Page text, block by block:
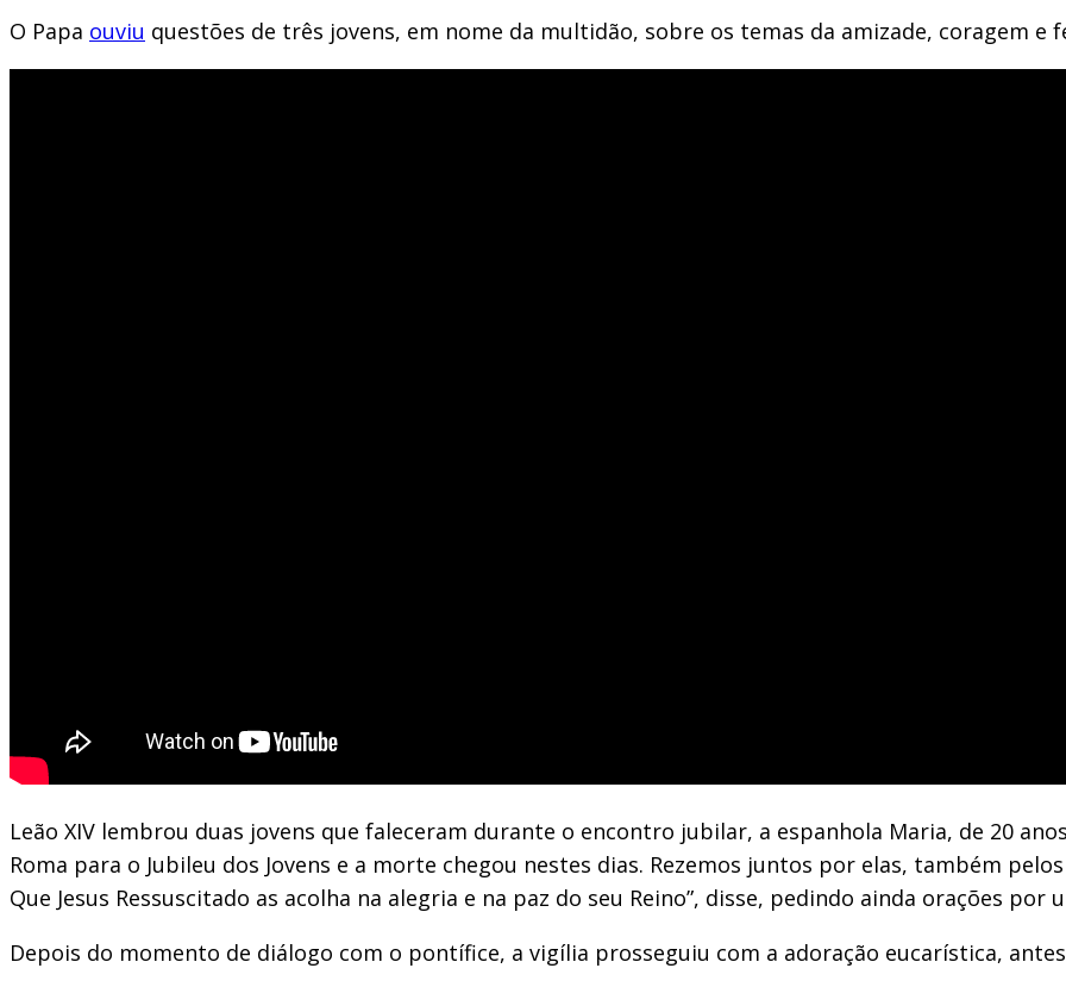
O Papa ouviu questões de três jovens, em nome da multidão, sobre os temas da amizade, coragem e
Leão XIV lembrou duas jovens que faleceram durante o encontro jubilar, a espanhola Maria, de 20
Roma para o Jubileu dos Jovens e a morte chegou nestes dias. Rezemos juntos por elas, também
Que Jesus Ressuscitado as acolha na alegria e na paz do seu Reino”, disse, pedindo ainda orações
Depois do momento de diálogo com o pontífice, a vigília prosseguiu com a adoração eucarística,